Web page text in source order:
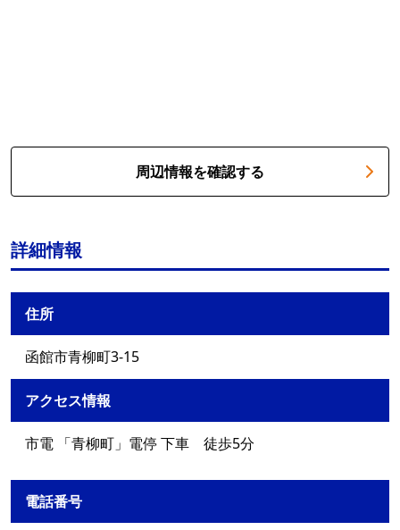
周辺情報を確認する
詳細情報
住所
函館市青柳町3-15
アクセス情報
市電 「青柳町」電停 下車 徒歩5分
電話番号